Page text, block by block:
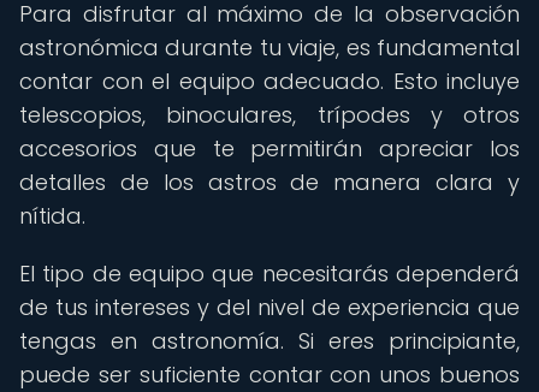
Para disfrutar al máximo de la observación
astronómica durante tu viaje, es fundamental
contar con el equipo adecuado. Esto incluye
telescopios, binoculares, trípodes y otros
accesorios que te permitirán apreciar los
detalles de los astros de manera clara y
nítida.
El tipo de equipo que necesitarás dependerá
de tus intereses y del nivel de experiencia que
tengas en astronomía. Si eres principiante,
puede ser suficiente contar con unos buenos